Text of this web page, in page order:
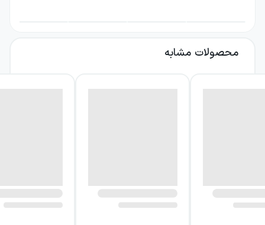
نیست. موراکامی را با سبک بدیعش در روایت
محصولات مشابه